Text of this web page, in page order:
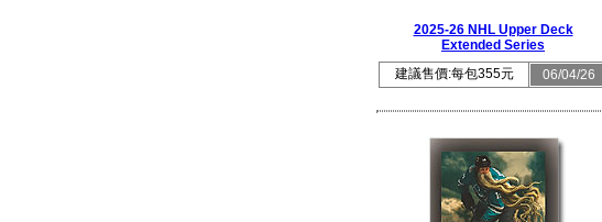
2025-26 NHL Upper Deck
Extended Series
建議售價:每包355元
06/04/26